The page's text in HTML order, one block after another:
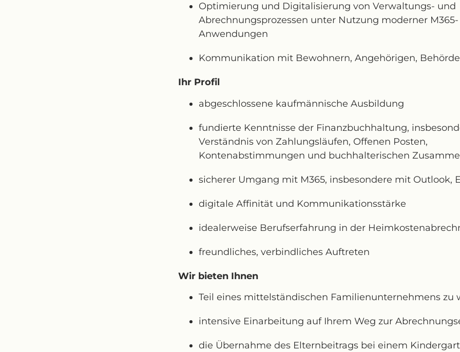
Optimierung und Digitalisierung von Verwaltungs- und
Abrechnungsprozessen unter Nutzung moderner M365-
Anwendungen
Kommunikation mit Bewohnern, Angehörigen,
Ihr Profil
abgeschlossene kaufmännische Ausbildung
fundierte Kenntnisse der Finanzbuchhaltung,
Verständnis von Zahlungsläufen, Offenen Posten,
Kontenabstimmungen und buchhalterischen
sicherer Umgang mit M365, insbesondere mit Outlook,
digitale Affinität und Kommunikationsstärke
idealerweise Berufserfahrung in der
freundliches, verbindliches Auftreten
Wir bieten Ihnen
Teil eines mittelständischen Familienunternehmens zu
intensive Einarbeitung auf Ihrem Weg zur
die Übernahme des Elternbeitrags bei einem